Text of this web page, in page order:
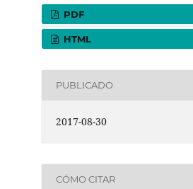
PDF
HTML
PUBLICADO
2017-08-30
CÓMO CITAR